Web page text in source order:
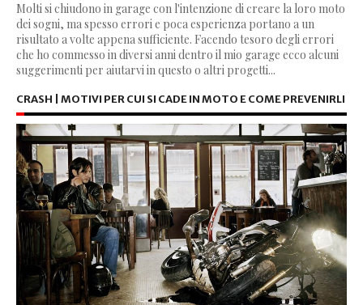
Molti si chiudono in garage con l'intenzione di creare la loro moto
dei sogni, ma spesso errori e poca esperienza portano a un
risultato a volte appena sufficiente. Facendo tesoro degli errori
che ho commesso in diversi anni dentro il mio garage ecco alcuni
suggerimenti per aiutarvi in questo o altri progetti...
CRASH | MOTIVI PER CUI SI CADE IN MOTO E COME PREVENIRLI